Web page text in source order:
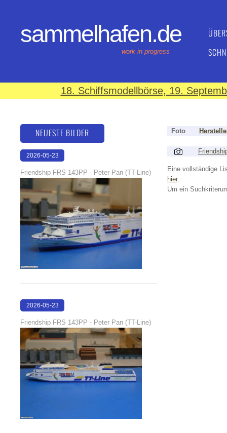
sammelhafen.de
work in progress
18. Schiffsmodellbörse, 19.
Foto
Eine vollständige
hier.
Um ein
NEUESTE BILDER
2026-05-23
Friendship FRS 143PP - Peter Pan (TT-Line)
2026-05-23
Friendship FRS 143PP - Peter Pan (TT-Line)